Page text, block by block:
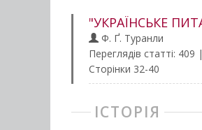
"УКРАЇНСЬКЕ
Ф. Ґ. Туранли
Переглядів статті:
Сторінки 32-40
ІСТОРІЯ